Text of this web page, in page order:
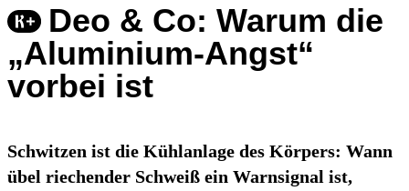
Deo & Co: Warum die
„Aluminium-Angst“
vorbei ist
Schwitzen ist die Kühlanlage des Körpers: Wann
übel riechender Schweiß ein Warnsignal ist,